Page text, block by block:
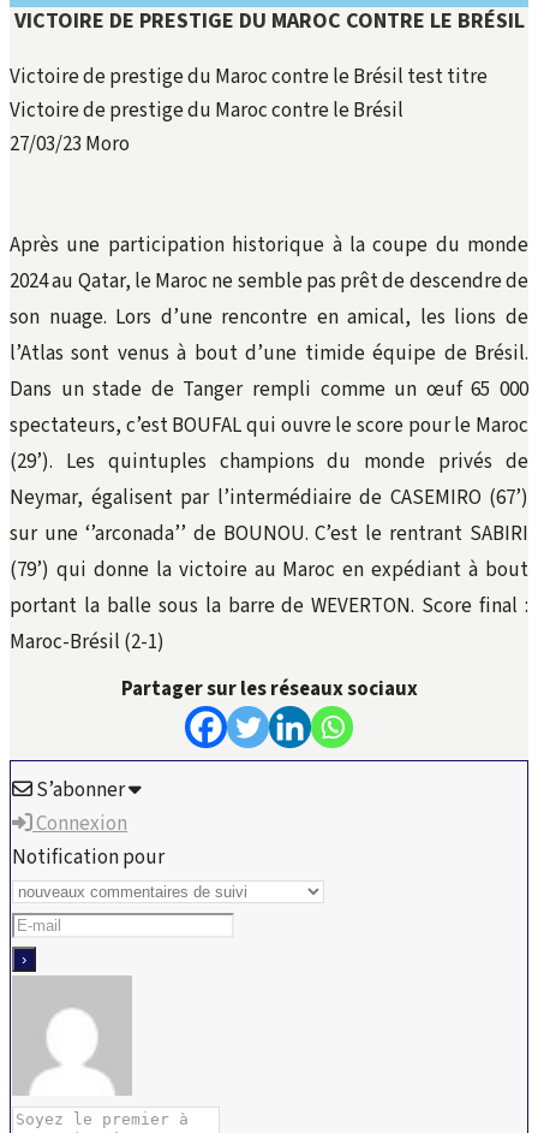
VICTOIRE DE PRESTIGE DU MAROC CONTRE LE BRÉSIL
Victoire de prestige du Maroc contre le Brésil test titre
Victoire de prestige du Maroc contre le Brésil
27/03/23 Moro
Après une participation historique à la coupe du monde
2024 au Qatar, le Maroc ne semble pas prêt de descendre de
son nuage. Lors d’une rencontre en amical, les lions de
l’Atlas sont venus à bout d’une timide équipe de Brésil.
Dans un stade de Tanger rempli comme un œuf 65 000
spectateurs, c’est BOUFAL qui ouvre le score pour le Maroc
(29’). Les quintuples champions du monde privés de
Neymar, égalisent par l’intermédiaire de CASEMIRO (67’)
sur une ‘’arconada’’ de BOUNOU. C’est le rentrant SABIRI
(79’) qui donne la victoire au Maroc en expédiant à bout
portant la balle sous la barre de WEVERTON. Score final :
Maroc-Brésil (2-1)
Partager sur les réseaux sociaux
S’abonner
Connexion
Notification pour